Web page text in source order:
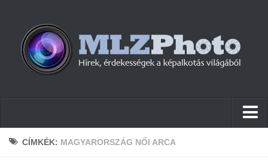
HírekCÍMKÉK: MAGYARORSZÁG NŐI ARCA